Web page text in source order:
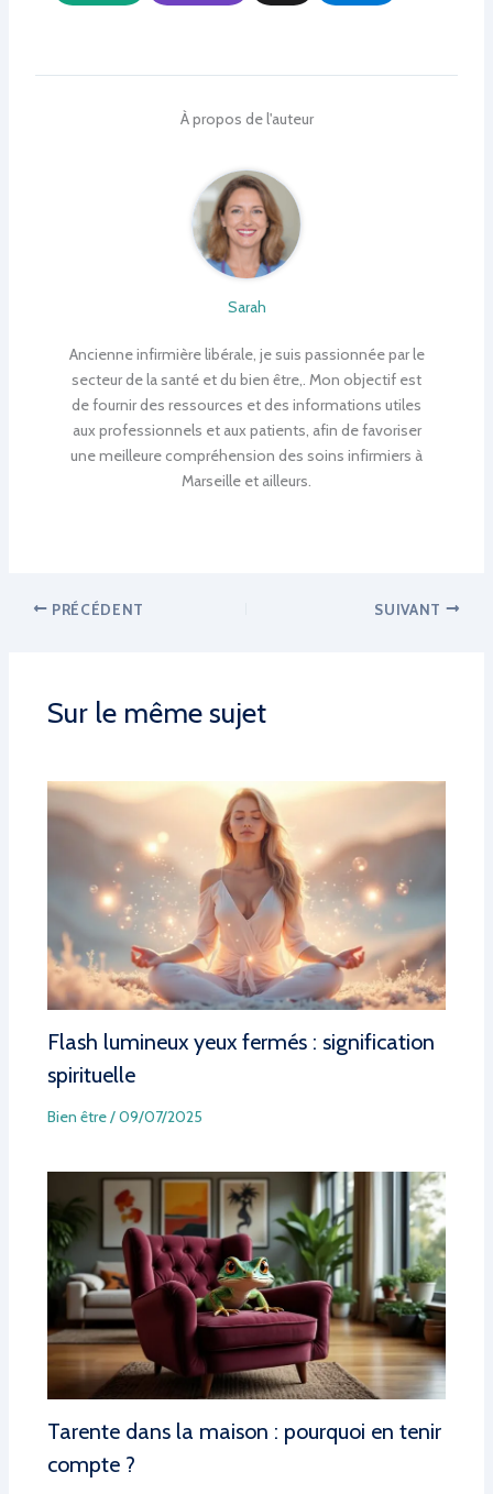
À propos de l'auteur
Sarah
Ancienne infirmière libérale, je suis passionnée par le
secteur de la santé et du bien être,. Mon objectif est
de fournir des ressources et des informations utiles
aux professionnels et aux patients, afin de favoriser
une meilleure compréhension des soins infirmiers à
Marseille et ailleurs.
PRÉCÉDENT SUIVANT
Sur le même sujet
Flash lumineux yeux fermés : signification
spirituelle
Bien être/09/07/2025
Tarente dans la maison : pourquoi en tenir
compte ?